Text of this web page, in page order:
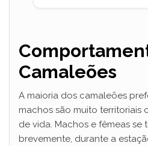
Camaleões
A maioria dos camaleões
machos são muito territoriais
de vida. Machos e fêmeas se
brevemente, durante a